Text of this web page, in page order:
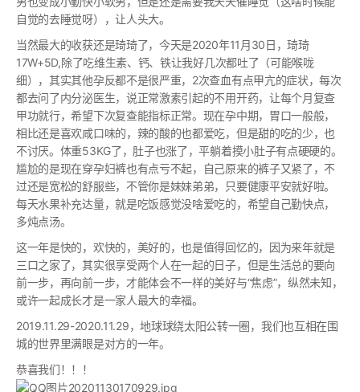
自觉的去睡觉呀），让人头大。
当然最大的收获还是琦琦了，今天是2020年11月30日，琦琦
17W+5D,除了吃维生素、钙、铁让我好几次都吐了（可能喉咙
细），其实其他孕反都不是很严重，2次查血有点甲亢的症状，每次
都去问了内分泌医生，说正常激素引起的不用开药，让每个月复查
甲功就行，希望下次复查能指标正常。现在孕中期，胃口一般般，
相比还是喜欢咸口味的，辣的酸的也都爱吃，但是甜的吃的少，也
不讨厌。体重53KG了，肚子也涨了，平躺着摸小肚子有点硬硬的。
尴尬的是现在穿孕妇裤也有点亏不起，自己原来的裤子又紧了，不
过还是宽松的舒服些，不管你是妹妹弟弟，只要健康平安就好啦。
每天水果补充达量，就是吃饭感觉没啥爱吃的，希望自己勤快点，
多炖点汤。
这一年是快的，欢快的，美好的，也是值得回忆的，因为来年就是
三口之家了，其实很享受两个人在一起的日子，但是生活总的要向
前一步，再向前一步，才能体会不一样的美好与“焦虑”，纵然未知，
或许一起成长才是一家人最大的幸福。
2019.11.29-2020.11.29，地球球绕太阳公转一圈，我们也互相在围
城的世界里满眼是对方的一年。
恭喜我们！！！